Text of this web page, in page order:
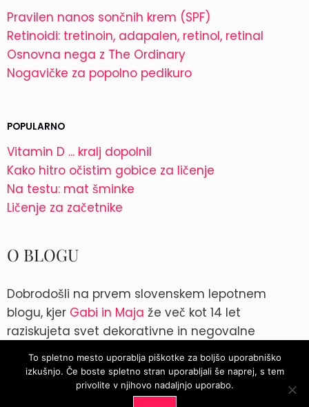
Pravilen nanos sončnih krem (SPF)
Retinoidi: tretinoin, adapalen, retinol, retinal
Osnovna nega z The Ordinary
Nogavičke za popolno pedikuro
POPULARNO
Vitamin D ... kralj dopolnil
Kako hitro očistim gobice za ličenje
Na testu: mat šminke
Ličenje za začetnike
O BLOGU
Dobrodošli na prvem slovenskem lepotnem
blogu, kjer Gabi in Maja že več kot 14 let
raziskujeta svet dekorativne in negovalne
kozmetike. Kontakt: blog@parokeets.com
Instagram
Instagram
To spletno mesto uporablja piškotke za boljšo uporabniško
izkušnjo. Če boste spletno stran uporabljali še naprej, s tem
privolite v njihovo nadaljnjo uporabo.